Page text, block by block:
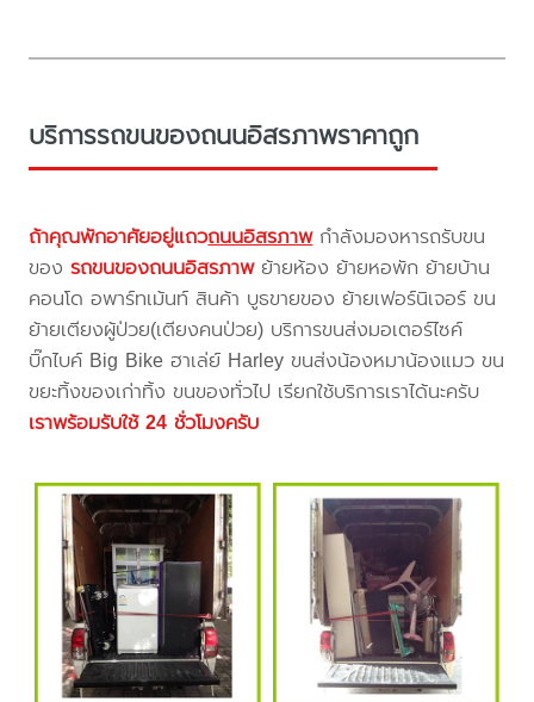
บริการรถขนของถนนอิสรภาพราคาถูก
ถ้าคุณพักอาศัยอยู่แถวถนนอิสรภาพกำลังมองหารถรับขน
ของรถขนของถนนอิสรภาพย้ายห้อง ย้ายหอพัก ย้ายบ้าน
คอนโด อพาร์ทเม้นท์ สินค้า บูธขายของ ย้ายเฟอร์นิเจอร์ ขน
ย้ายเตียงผู้ป่วย(เตียงคนป่วย) บริการขนส่งมอเตอร์ไซค์
บิ๊กไบค์ Big Bike ฮาเล่ย์ Harley ขนส่งน้องหมาน้องแมว ขน
ขยะทิ้งของเก่าทิ้ง ขนของทั่วไป เรียกใช้บริการเราได้นะครับ
เราพร้อมรับใช้ 24 ชั่วโมงครับ